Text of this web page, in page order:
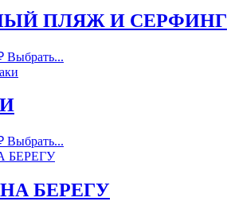
ПЛЯЖ И СЕРФИНГ
Выбрать...
Выбрать...
БЕРЕГУ